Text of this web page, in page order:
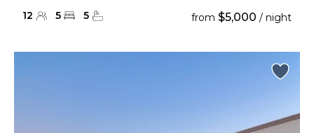
12 5 5 from $5,000 / night